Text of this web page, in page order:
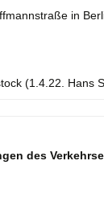
in
(1.4.22. Hans
des